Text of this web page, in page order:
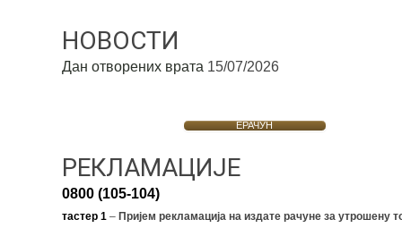
НОВОСТИ
Дан отворених врата 15/07/2026
ЕРАЧУН
РЕКЛАМАЦИЈЕ
0800 (105-104)
тастер 1–Пријем рекламација на издате рачуне за утрошену